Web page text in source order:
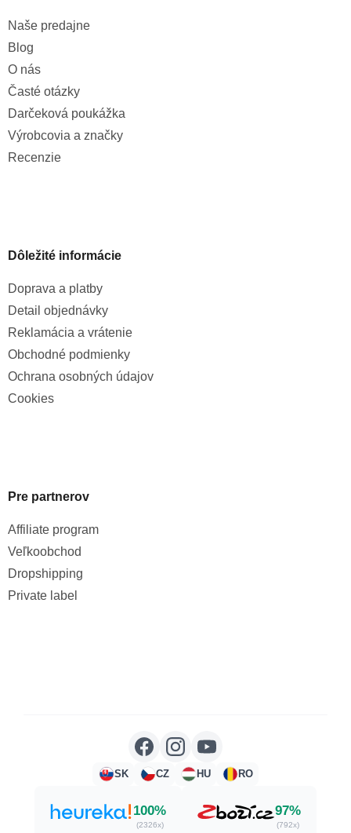
Naše predajne
Blog
O nás
Časté otázky
Darčeková poukážka
Výrobcovia a značky
Recenzie
Dôležité informácie
Doprava a platby
Detail objednávky
Reklamácia a vrátenie
Obchodné podmienky
Ochrana osobných údajov
Cookies
Pre partnerov
Affiliate program
Veľkoobchod
Dropshipping
Private label
SK CZ HU RO
100%
(2326x)
97%
(792x)